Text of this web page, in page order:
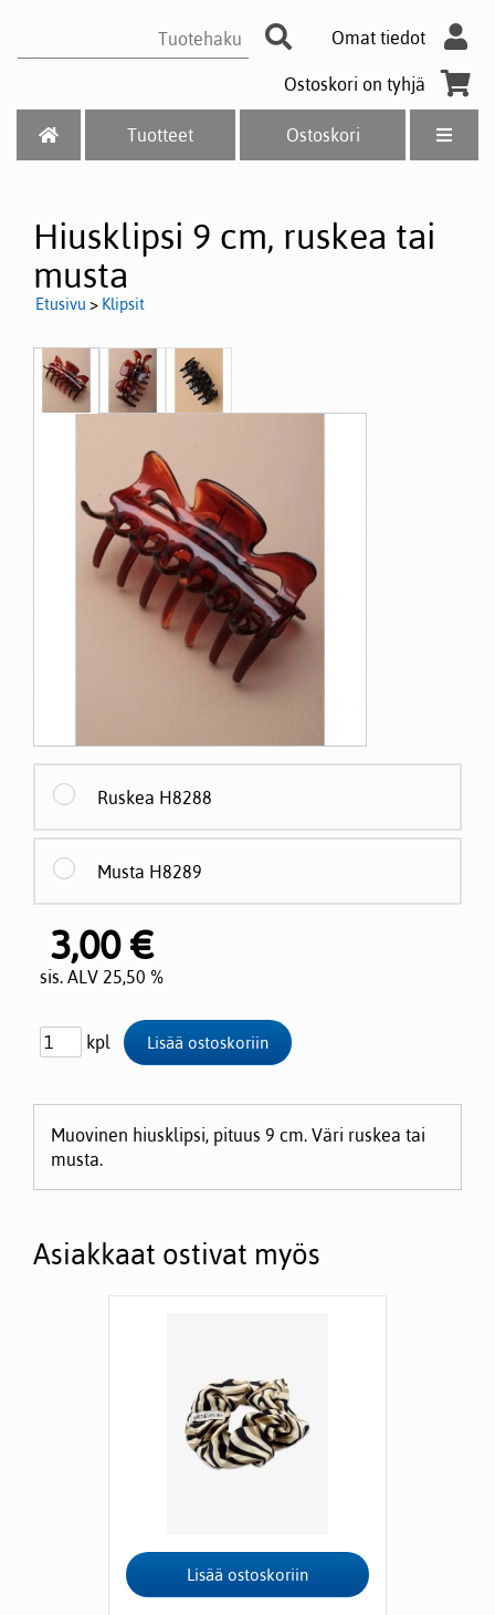
Omat tiedot
Ostoskori on tyhjä
Tuotteet Ostoskori
Hiusklipsi 9 cm, ruskea tai
musta
Etusivu > Klipsit
Ruskea H8288
Musta H8289
3,00 €
sis. ALV 25,50 %
kpl
Muovinen hiusklipsi, pituus 9 cm. Väri ruskea tai
musta.
Asiakkaat ostivat myös